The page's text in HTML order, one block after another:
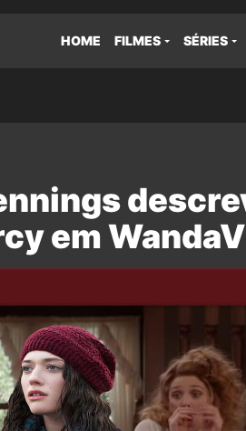
HOME FILMES SÉRIES
em